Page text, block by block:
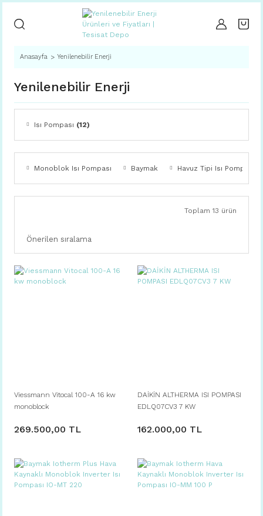
Anasayfa Yenilenebilir Enerji
Yenilenebilir Enerji
Isı Pompası (12)
Monoblok Isı Pompası Baymak Havuz Tipi Isı Pompası
Toplam 13 ürün
Viessmann Vitocal 100-A 16 kw
monoblock
269.500,00 TL
DAİKİN ALTHERMA ISI POMPASI
EDLQ07CV3 7 KW
162.000,00 TL